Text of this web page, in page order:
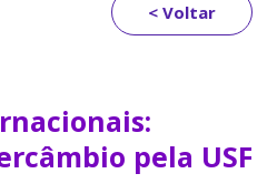
< Voltar
pela USF